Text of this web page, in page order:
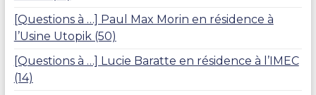
[Questions à …] Paul Max Morin en résidence à
l’Usine Utopik (50)
[Questions à …] Lucie Baratte en résidence à l’IMEC
(14)